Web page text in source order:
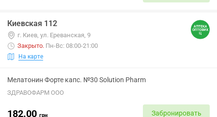
Киевская 112
г. Киев, ул. Ереванская, 9
Закрыто. Пн-Вс: 08:00-21:00
На карте
Мелатонин Форте капс. №30 Solution Pharm
ЗДРАВОФАРМ ООО
182.00 грн Забронировать